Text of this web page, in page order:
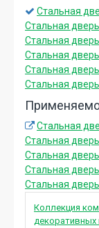
Стальная
Стальная
Стальная
Стальная
Стальная
Стальная
Стальная
Стальная
Стальная
Стальная
Стальная
Коллекция
декоративных